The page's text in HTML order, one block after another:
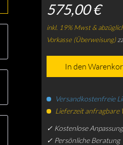
575,00 €
inkl. 19% Mwst &
Vorkasse (Überweisung)
In den
Versandkostenfreie
Lieferzeit anfragbare
✓ Kostenlose
✓ Persönliche Beratung